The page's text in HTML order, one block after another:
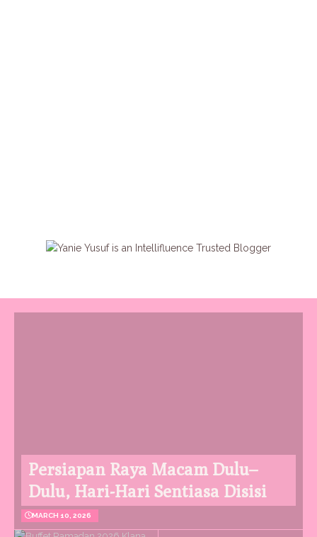
Persiapan Raya Macam Dulu–
Dulu, Hari-Hari Sentiasa Disisi
MARCH 10, 2026